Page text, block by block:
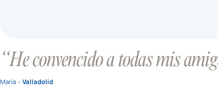
“He convencido a todas mis
María –Valladolid